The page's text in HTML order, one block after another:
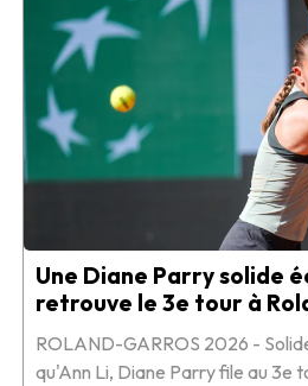
Une Diane Parry solide
retrouve le 3e tour à
ROLAND-GARROS 2026 -
qu'Ann Li, Diane Parry file au 3e